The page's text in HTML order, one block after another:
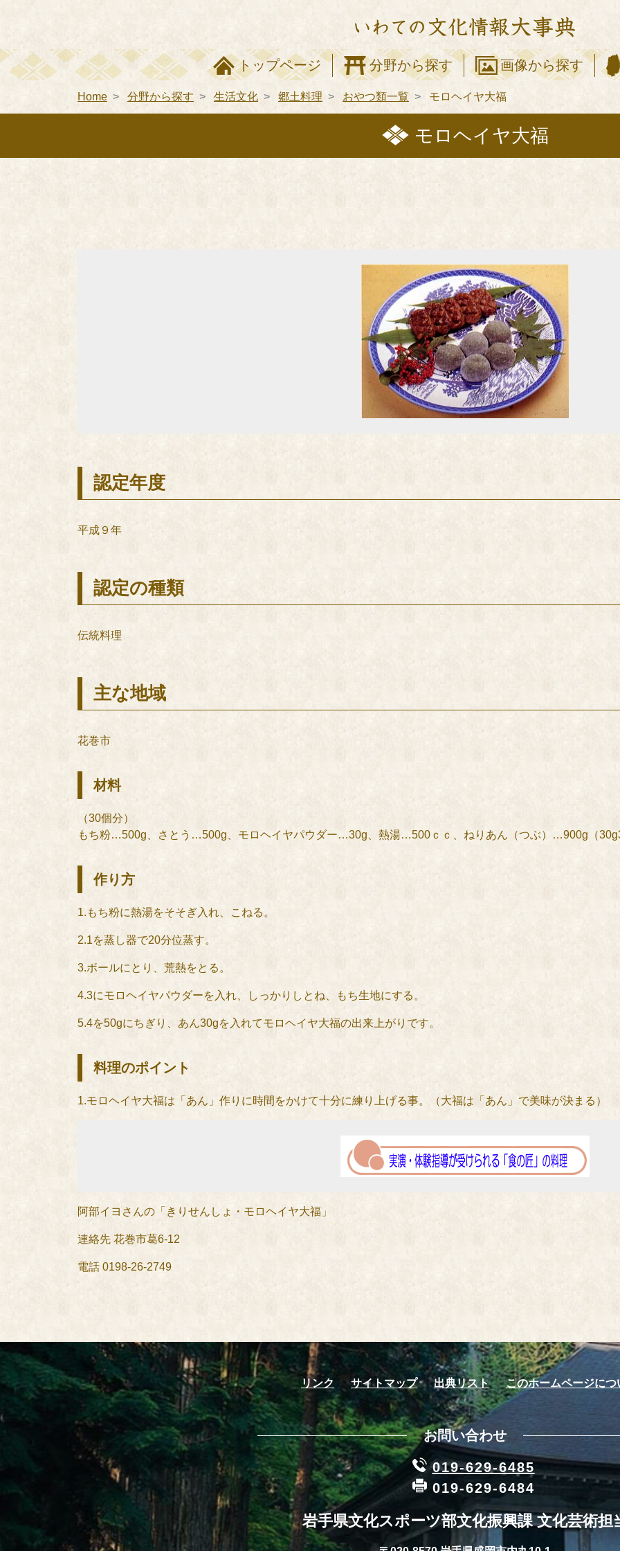
トップページ 分野から探す 画像から探す
Home 分野から探す 生活文化 郷土料理 おやつ類一覧 モロヘイヤ大福
モロヘイヤ大福
認定年度
平成９年
認定の種類
伝統料理
主な地域
花巻市
材料
（30個分）
もち粉…500g、さとう…500g、モロヘイヤパウダー…30g、熱湯…500ｃｃ、ねりあん（つぶ）…900g（
作り方
1.もち粉に熱湯をそそぎ入れ、こねる。
2.1を蒸し器で20分位蒸す。
3.ボールにとり、荒熱をとる。
4.3にモロヘイヤパウダーを入れ、しっかりしとね、もち生地にする。
5.4を50gにちぎり、あん30gを入れてモロヘイヤ大福の出来上がりです。
料理のポイント
1.モロヘイヤ大福は「あん」作りに時間をかけて十分に練り上げる事。（大福は「あん」で美味が決まる）
阿部イヨさんの「きりせんしょ・モロヘイヤ大福」
連絡先 花巻市葛6-12
電話 0198-26-2749
リンク サイトマップ 出典リスト このホームページにつ
お問い合わせ
019-629-6485
019-629-6484
岩手県文化スポーツ部文化振興課 文化芸術担